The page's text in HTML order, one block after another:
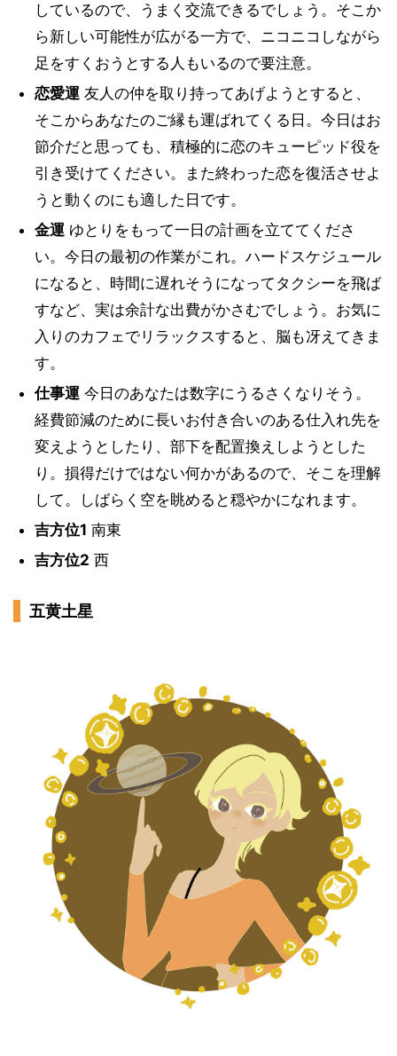
しているので、うまく交流できるでしょう。そこか
ら新しい可能性が広がる一方で、ニコニコしながら
足をすくおうとする人もいるので要注意。
恋愛運友人の仲を取り持ってあげようとすると、
そこからあなたのご縁も運ばれてくる日。今日はお
節介だと思っても、積極的に恋のキューピッド役を
引き受けてください。また終わった恋を復活させよ
うと動くのにも適した日です。
金運ゆとりをもって一日の計画を立ててくださ
い。今日の最初の作業がこれ。ハードスケジュール
になると、時間に遅れそうになってタクシーを飛ば
すなど、実は余計な出費がかさむでしょう。お気に
入りのカフェでリラックスすると、脳も冴えてきま
す。
仕事運今日のあなたは数字にうるさくなりそう。
経費節減のために長いお付き合いのある仕入れ先を
変えようとしたり、部下を配置換えしようとした
り。損得だけではない何かがあるので、そこを理解
して。しばらく空を眺めると穏やかになれます。
吉方位1 南東
吉方位2 西
五黄土星